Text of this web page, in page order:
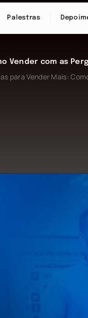
Palestras
Vender com as
para Vender Mais: